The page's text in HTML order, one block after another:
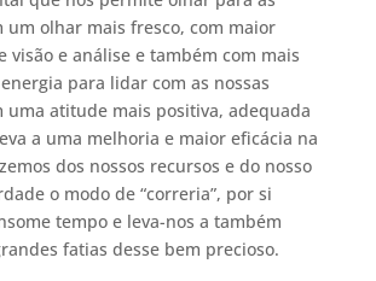
um olhar mais fresco, com maior
visão e análise e também com mais
para lidar com as nossas
uma atitude mais positiva, adequada
a uma melhoria e maior eficácia na
dos nossos recursos e do nosso
o modo de “correria”, por si
tempo e leva-nos a também
fatias desse bem precioso.